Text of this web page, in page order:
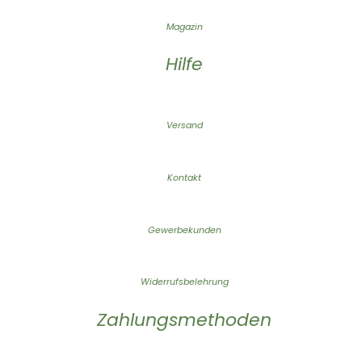
Magazin
Hilfe
Versand
Kontakt
Gewerbekunden
Widerrufsbelehrung
Zahlungsmethoden